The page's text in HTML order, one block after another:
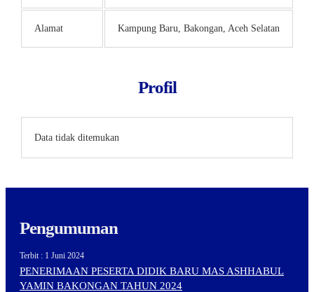
Alamat Kampung Baru, Bakongan, Aceh Selatan
Profil
Data tidak ditemukan
Pengumuman
Terbit : 1 Juni 2024
PENERIMAAN PESERTA DIDIK BARU MAS ASHHABUL
YAMIN BAKONGAN TAHUN 2024